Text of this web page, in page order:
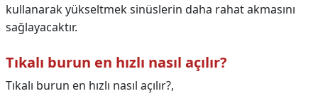
kullanarak yükseltmek sinüslerin daha rahat akmasını
sağlayacaktır.
Tıkalı burun en hızlı nasıl açılır?
Tıkalı burun en hızlı nasıl açılır?,